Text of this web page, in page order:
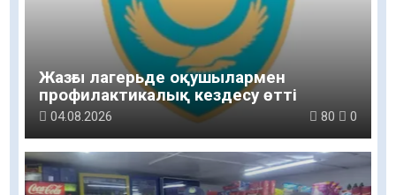
Жазғы лагерьде оқушылармен
профилактикалық кездесу өтті
04.08.2026 80 0